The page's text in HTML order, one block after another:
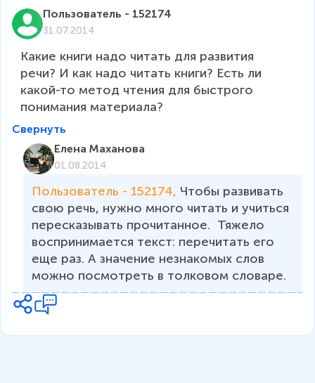
Пользователь - 152174
31.07.2014
Какие книги надо читать для развития
речи? И как надо читать книги? Есть ли
какой-то метод чтения для быстрого
Свернуть
Елена Маханова
01.08.2014
Пользователь - 152174, Чтобы развивать
свою речь, нужно много читать и учиться
пересказывать прочитанное.  Тяжело
воспринимается текст: перечитать его
еще раз. А значение незнакомых слов
можно посмотреть в толковом словаре.